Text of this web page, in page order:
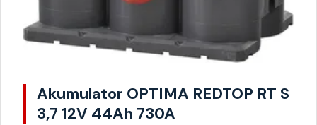
Akumulator OPTIMA REDTOP RT S
3,7 12V 44Ah 730A